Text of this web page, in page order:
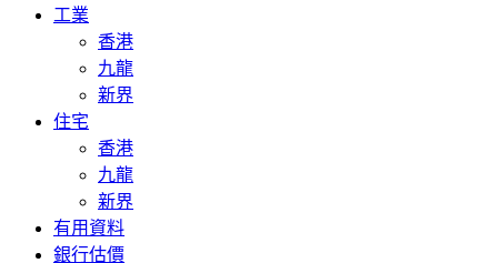
工業
香港
九龍
新界
住宅
香港
九龍
新界
有用資料
銀行估價